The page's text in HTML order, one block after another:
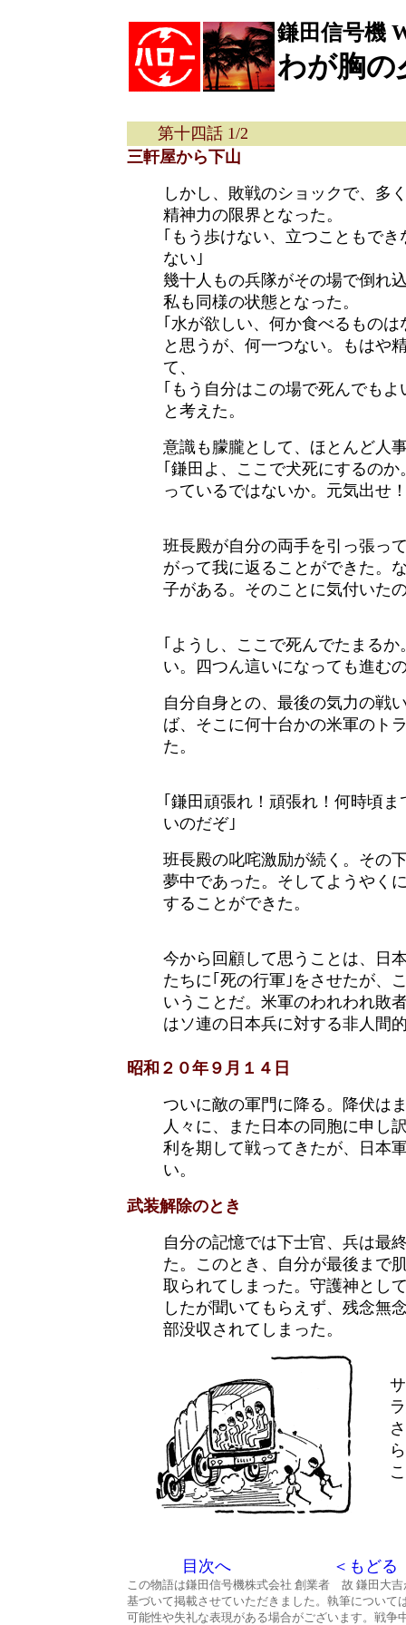
鎌田信号機
わが胸の
第十四話 1/2
三軒屋から下山
しかし、敗戦のショックで、多
精神力の限界となった。
｢もう歩けない、立つこともで
ない｣
幾十人もの兵隊がその場で倒れ
私も同様の状態となった。
｢水が欲しい、何か食べるものは
と思うが、何一つない。もはや
て、
｢もう自分はこの場で死んでもよ
と考えた。
意識も朦朧として、ほとんど人
｢鎌田よ、ここで犬死にするの
っているではないか。元気出せ
班長殿が自分の両手を引っ張っ
がって我に返ることができた。
子がある。そのことに気付いた
｢ようし、ここで死んでたまる
い。四つん這いになっても進む
自分自身との、最後の気力の戦
ば、そこに何十台かの米軍のト
た。
｢鎌田頑張れ！頑張れ！何時頃
いのだぞ｣
班長殿の叱咤激励が続く。その
夢中であった。そしてようやく
することができた。
今から回顧して思うことは、日
たちに｢死の行軍｣をさせたが、
いうことだ。米軍のわれわれ敗
はソ連の日本兵に対する非人間
昭和２０年９月１４日
ついに敵の軍門に降る。降伏は
人々に、また日本の同胞に申し
利を期して戦ってきたが、日本
い。
武装解除のとき
自分の記憶では下士官、兵は最
た。このとき、自分が最後まで
取られてしまった。守護神とし
したが聞いてもらえず、残念無
部没収されてしまった。
目次へ ＜もどる
この物語は鎌田信号機株式会社 創業者 故 鎌田大
基づいて掲載させていただきました。執筆につい
可能性や失礼な表現がある場合がございます。戦